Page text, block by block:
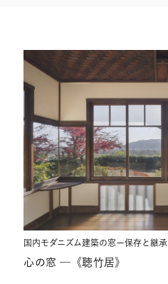
国内モダニズム建築の窓ー保存と継承
心の窓 ─《聴竹居》